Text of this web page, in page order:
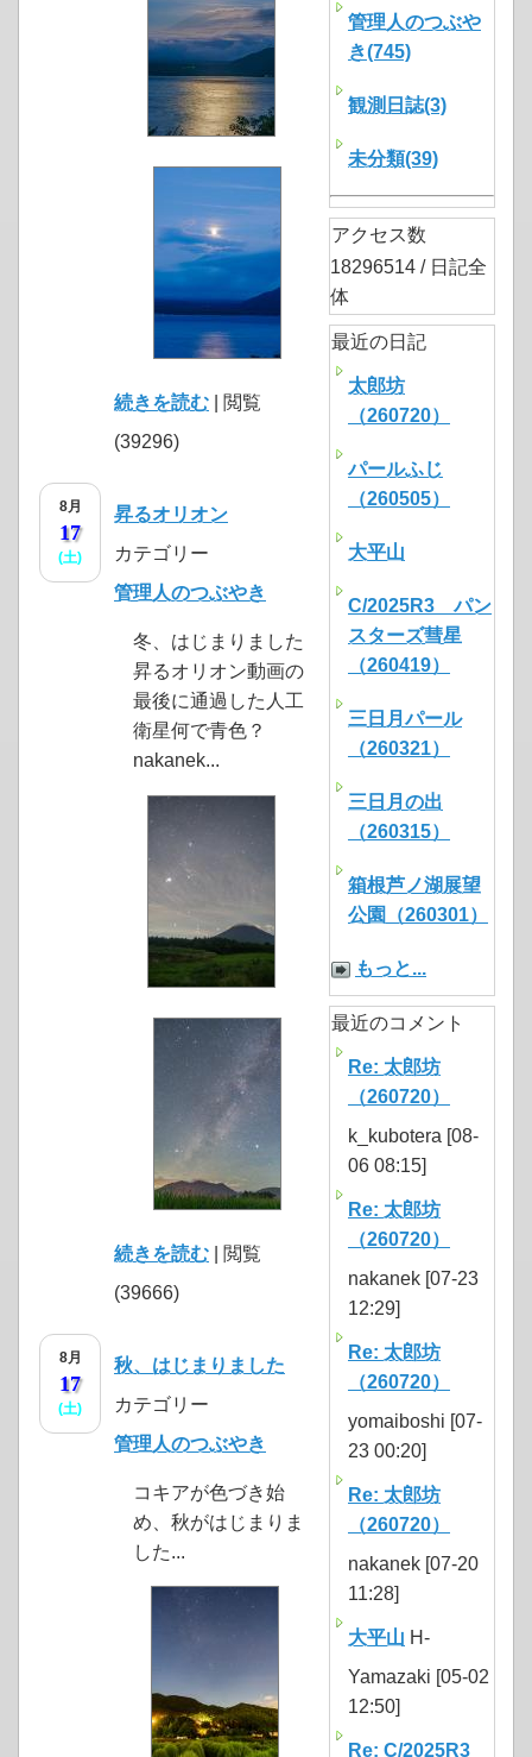
続きを読む | 閲覧
(39296)
8月
17
(土)
昇るオリオン
カテゴリー
管理人のつぶやき
冬、はじまりました
昇るオリオン動画の
最後に通過した人工
衛星何で青色？
nakanek...
続きを読む | 閲覧
(39666)
8月
17
(土)
秋、はじまりました
カテゴリー
管理人のつぶやき
コキアが色づき始
め、秋がはじまりま
した...
管理人のつぶや
き(745)
観測日誌(3)
未分類(39)
アクセス数
18296514 / 日記全
体
最近の日記
太郎坊
（260720）
パールふじ
（260505）
大平山
C/2025R3 パン
スターズ彗星
（260419）
三日月パール
（260321）
三日月の出
（260315）
箱根芦ノ湖展望
公園（260301）
もっと...
最近のコメント
Re: 太郎坊
（260720）
k_kubotera [08-
06 08:15]
Re: 太郎坊
（260720）
nakanek [07-23
12:29]
Re: 太郎坊
（260720）
yomaiboshi [07-
23 00:20]
Re: 太郎坊
（260720）
nakanek [07-20
11:28]
大平山 H-
Yamazaki [05-02
12:50]
Re: C/2025R3